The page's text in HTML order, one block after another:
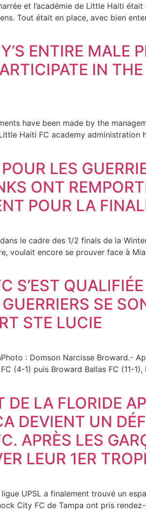
et l’académie de Little Haiti
Tout était en place, avec bien
ENTIRE MALE
IN
have been made by the
Haiti FC academy
LES
ONT
POUR LA
le cadre des 1/2 finals de la
voulait encore se prouver face à
S’EST
SE
STE LUCIE
: Domson Narcisse Broward.-
(4-1) puis Broward Ballas FC (11-
DE LA FLORIDE
DEVIENT UN
APRÈS LES
LEUR 1ER
UPSL a finalement trouvé un
City FC de Tampa ont pris